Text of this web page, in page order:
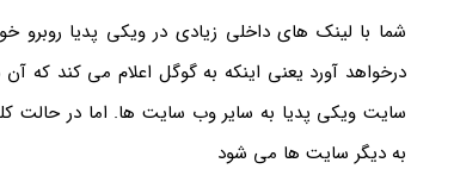
شما با لینک های داخلی زیادی در ویکی پدیا روبرو
درخواهد آورد یعنی اینکه به گوگل اعلام می کند که آن
سایت ویکی پدیا به سایر وب سایت ها. اما در حالت
به دیگر سایت ها می شود